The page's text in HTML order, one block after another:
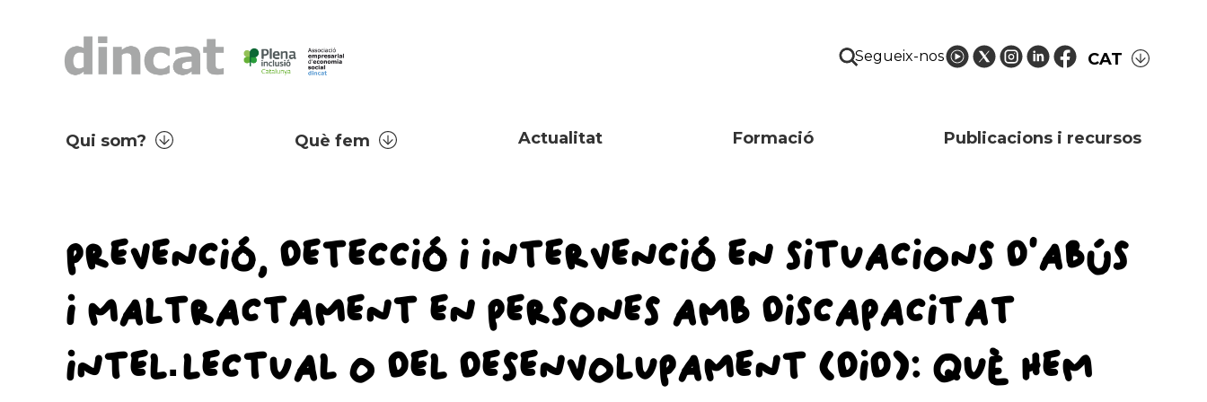
Segueix-nos CAT
Qui som? Què fem Actualitat Formació Publicacions i recursos
PREVENCIÓ, DETECCIÓ I INTERVENCIÓ EN SITUACIONS D’ABÚS
I MALTRACTAMENT EN PERSONES AMB DISCAPACITAT
INTEL·LECTUAL O DEL DESENVOLUPAMENT (DID): QUÈ HEM